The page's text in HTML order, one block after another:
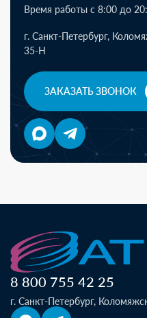
Время работы с 8:00 до
г. Санкт-Петербург,
35-Н
ЗАКАЗАТЬ ЗВОНОК
8 800 755 42 25
г. Санкт-Петербург,